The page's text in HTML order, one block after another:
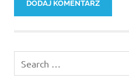
for: